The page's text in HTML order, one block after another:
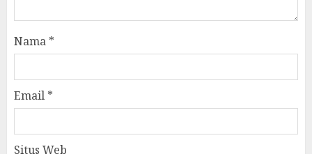
Nama *
Email *
Situs Web